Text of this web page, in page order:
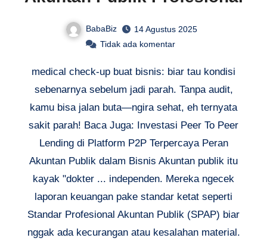
BabaBiz
14 Agustus 2025
Tidak ada komentar
medical check-up buat bisnis: biar tau kondisi
sebenarnya sebelum jadi parah. Tanpa audit,
kamu bisa jalan buta—ngira sehat, eh ternyata
sakit parah! Baca Juga: Investasi Peer To Peer
Lending di Platform P2P Terpercaya Peran
Akuntan Publik dalam Bisnis Akuntan publik itu
kayak "dokter ... independen. Mereka ngecek
laporan keuangan pake standar ketat seperti
Standar Profesional Akuntan Publik (SPAP) biar
nggak ada kecurangan atau kesalahan material.